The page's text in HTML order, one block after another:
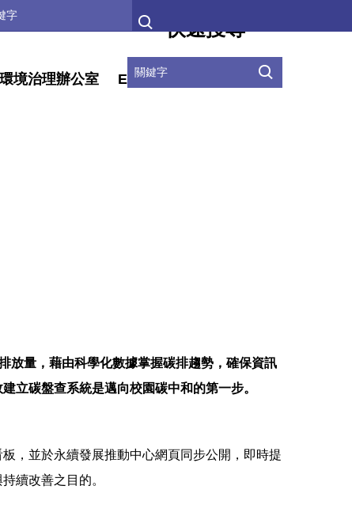
快速搜尋
境治理辦公室 ENGLISH
放量，藉由科學化數據掌握碳排趨勢，確保資訊
立碳盤查系統是邁向校園碳中和的第一步。
，並於永續發展推動中心網頁同步公開，即時提
續改善之目的。